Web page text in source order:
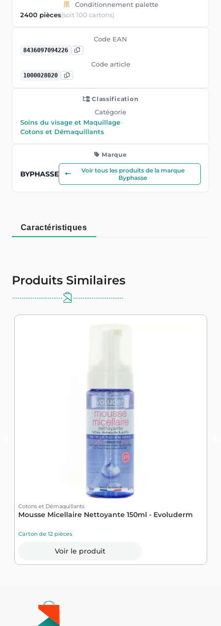
Conditionnement palette
2400 pièces(soit 100 cartons)
Code EAN
8436097094226
Code article
1000028020
Classification
Catégorie
Soins du visage et Maquillage›
Cotons et Démaquillants
Marque
BYPHASSE
Voir tous les produits de la marque
Byphasse
Caractéristiques
Produits Similaires
Cotons et Démaquillants
Mousse Micellaire Nettoyante 150ml - Evoluderm
Carton de 12 pièces
Voir le produit